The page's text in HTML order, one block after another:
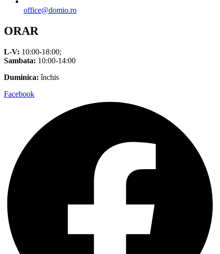
office@domio.ro
ORAR
L-V: 10:00-18:00;
Sambata: 10:00-14:00
Duminica: închis
Facebook